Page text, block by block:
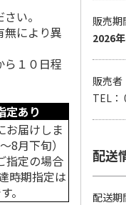
＜お中元＞ななこ
金
い。
により異
ら１０日程
定あり
お届けしま
8月下旬）
指定の場合
時期指定は
。
販売期
2026
販売者
TEL：
配送
配送期